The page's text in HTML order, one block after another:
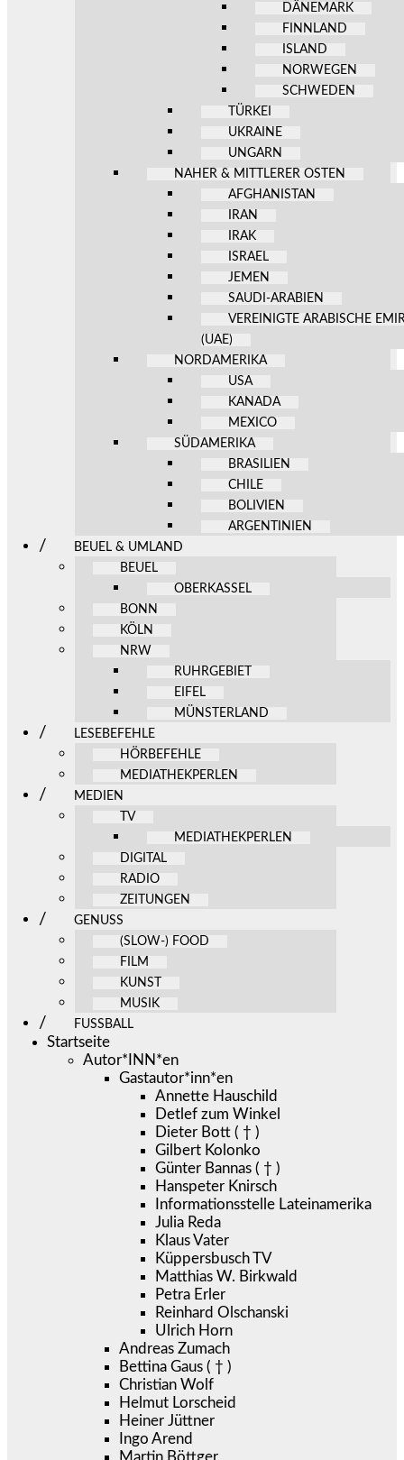
DÄNEMARK
FINNLAND
ISLAND
NORWEGEN
SCHWEDEN
TÜRKEI
UKRAINE
UNGARN
NAHER & MITTLERER OSTEN
AFGHANISTAN
IRAN
IRAK
ISRAEL
JEMEN
SAUDI-ARABIEN
VEREINIGTE ARABISCHE
(UAE)
NORDAMERIKA
USA
KANADA
MEXICO
SÜDAMERIKA
BRASILIEN
CHILE
BOLIVIEN
ARGENTINIEN
BEUEL & UMLAND
BEUEL
OBERKASSEL
BONN
KÖLN
NRW
RUHRGEBIET
EIFEL
MÜNSTERLAND
LESEBEFEHLE
HÖRBEFEHLE
MEDIATHEKPERLEN
MEDIEN
TV
MEDIATHEKPERLEN
DIGITAL
RADIO
ZEITUNGEN
GENUSS
(SLOW-) FOOD
FILM
KUNST
MUSIK
FUSSBALL
Startseite
Autor*INN*en
Gastautor*inn*en
Annette Hauschild
Detlef zum Winkel
Dieter Bott ( † )
Gilbert Kolonko
Günter Bannas ( † )
Hanspeter Knirsch
Informationsstelle Lateinamerika
Julia Reda
Klaus Vater
Küppersbusch TV
Matthias W. Birkwald
Petra Erler
Reinhard Olschanski
Ulrich Horn
Andreas Zumach
Bettina Gaus ( † )
Christian Wolf
Helmut Lorscheid
Heiner Jüttner
Ingo Arend
Martin Böttger